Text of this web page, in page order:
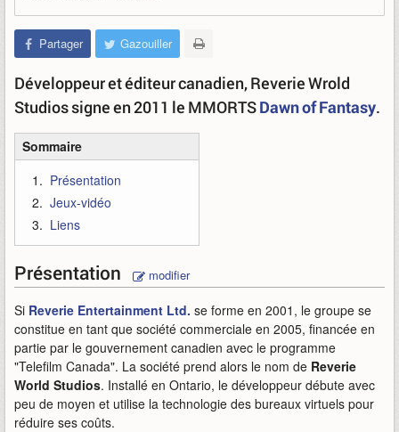
Partager Gazouiller
Développeur et éditeur canadien, Reverie Wrold
Studios signe en 2011 le MMORTSDawn of Fantasy.
Sommaire
Présentation
Jeux-vidéo
Liens
Présentation modifier
Si Reverie Entertainment Ltd. se forme en 2001, le groupe se
constitue en tant que société commerciale en 2005, financée en
partie par le gouvernement canadien avec le programme
"Telefilm Canada". La société prend alors le nom de Reverie
World Studios. Installé en Ontario, le développeur débute avec
peu de moyen et utilise la technologie des bureaux virtuels pour
réduire ses coûts.